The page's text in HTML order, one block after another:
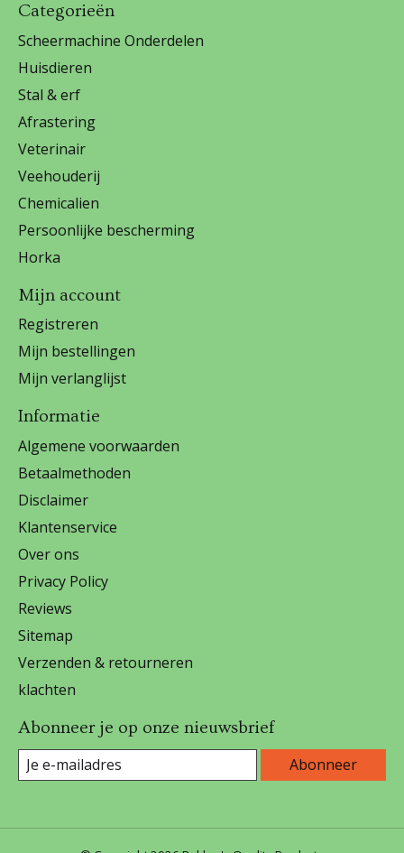
Categorieën
Scheermachine Onderdelen
Huisdieren
Stal & erf
Afrastering
Veterinair
Veehouderij
Chemicalien
Persoonlijke bescherming
Horka
Mijn account
Registreren
Mijn bestellingen
Mijn verlanglijst
Informatie
Algemene voorwaarden
Betaalmethoden
Disclaimer
Klantenservice
Over ons
Privacy Policy
Reviews
Sitemap
Verzenden & retourneren
klachten
Abonneer je op onze nieuwsbrief
Abonneer